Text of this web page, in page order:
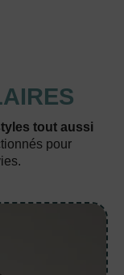
tout aussi
pour